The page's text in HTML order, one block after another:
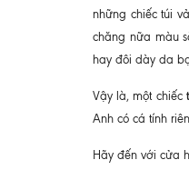
những chiếc túi
chăng nữa màu
hay đôi dày da
Vậy là, một chiếc
Anh có cá tính
Hãy đến với cửa